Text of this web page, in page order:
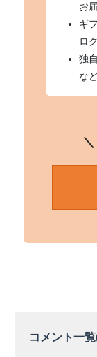
お
ギ
ロ
独
な
コメント一